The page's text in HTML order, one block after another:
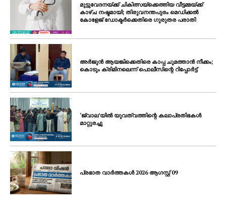
മുട്ടുവേദനയ്ക്ക് ചികിത്സയ്‌ക്കെത്തിയ വീട്ടമ്മയ്ക്ക്
കാഴ്ച നഷ്ടമായി; തിരുവനന്തപുരം മെഡിക്കൽ
കോളേജ് ഡോക്ടർക്കെതിരെ ഗുരുതര പരാതി
അർജുൻ ആയങ്കിക്കെതിരെ കാപ്പ ചുമത്താൻ നീക്കം;
കൊടും ക്രിമിനലെന്ന് പൊലീസിന്റെ റിപ്പോർട്ട്
‘ജ്വാല’യിൽ യുവത്വത്തിന്റെ കലാപ്രതിഭകൾ
മാറ്റുരച്ചു
പ്രഭാത വാർത്തകൾ 2026 ആഗസ്റ്റ് 09